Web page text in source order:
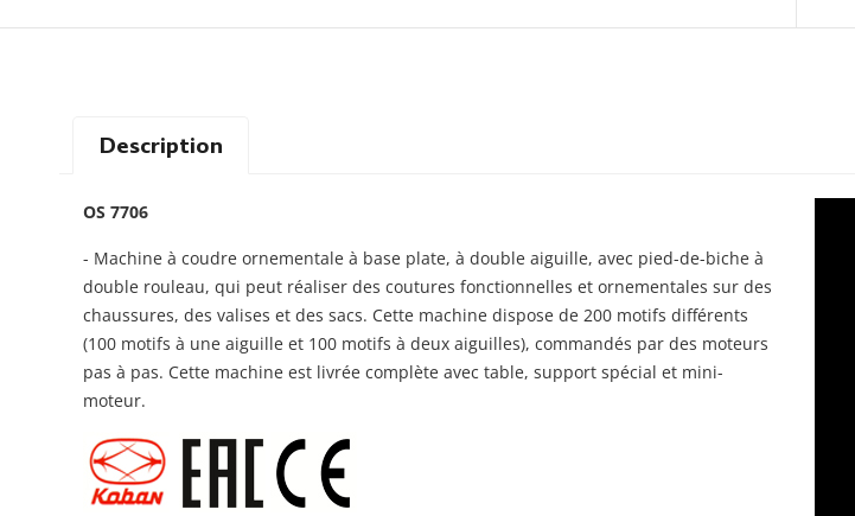
Description
OS 7706
- Machine à coudre ornementale à base plate, à double aiguille, avec pied-de-biche à
double rouleau, qui peut réaliser des coutures fonctionnelles et ornementales sur des
chaussures, des valises et des sacs. Cette machine dispose de 200 motifs différents
(100 motifs à une aiguille et 100 motifs à deux aiguilles), commandés par des moteurs
pas à pas. Cette machine est livrée complète avec table, support spécial et mini-
moteur.